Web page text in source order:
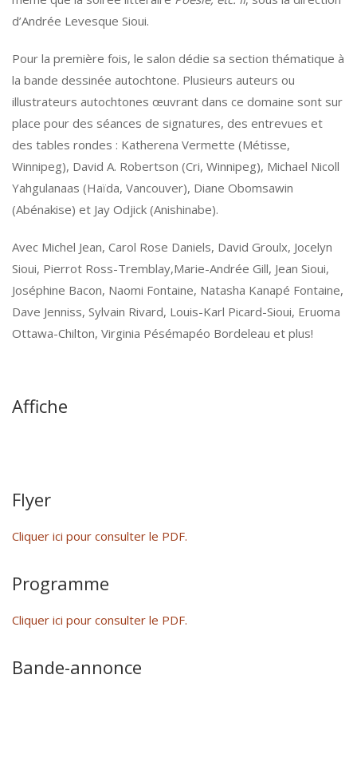
d’Andrée Levesque Sioui.
Pour la première fois, le salon dédie sa section thématique à
la bande dessinée autochtone. Plusieurs auteurs ou
illustrateurs autochtones œuvrant dans ce domaine sont sur
place pour des séances de signatures, des entrevues et
des tables rondes : Katherena Vermette (Métisse,
Winnipeg), David A. Robertson (Cri, Winnipeg), Michael Nicoll
Yahgulanaas (Haïda, Vancouver), Diane Obomsawin
(Abénakise) et Jay Odjick (Anishinabe).
Avec Michel Jean, Carol Rose Daniels, David Groulx, Jocelyn
Sioui, Pierrot Ross-Tremblay,Marie-Andrée Gill, Jean Sioui,
Joséphine Bacon, Naomi Fontaine, Natasha Kanapé Fontaine,
Dave Jenniss, Sylvain Rivard, Louis-Karl Picard-Sioui, Eruoma
Ottawa-Chilton, Virginia Pésémapéo Bordeleau et plus!
Affiche
Flyer
Cliquer ici pour consulter le PDF.
Programme
Cliquer ici pour consulter le PDF.
Bande-annonce